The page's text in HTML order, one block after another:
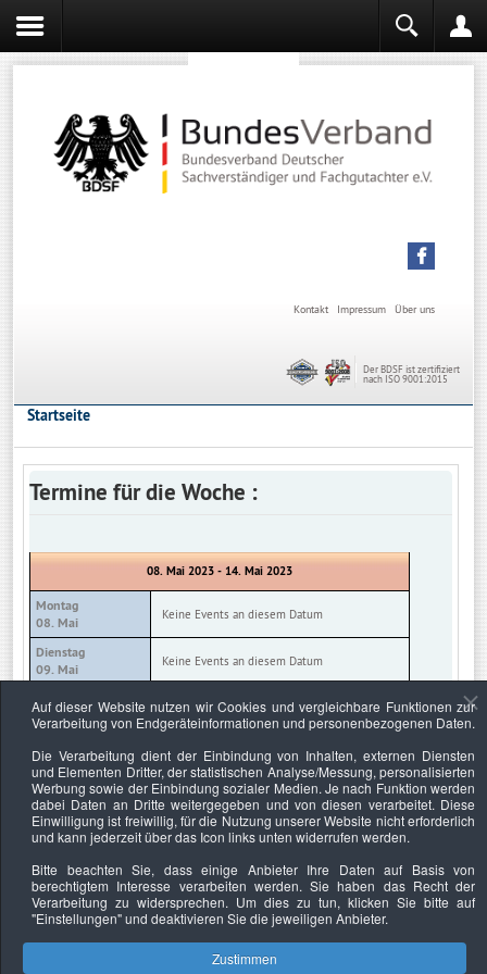
Über uns
Impressum
Kontakt
Der BDSF ist zertifiziert
nach ISO 9001:2015
Startseite
Termine für die Woche :
08. Mai 2023 - 14. Mai 2023
Montag
08. Mai
Keine Events an diesem Datum
Dienstag
09. Mai
Keine Events an diesem Datum
Mittwoch
10. Mai
Keine Events an diesem Datum
11. Mai
Keine Events an diesem Datum
Freitag
12. Mai
Keine Events an diesem Datum
Samstag
Sonntag
14. Mai
Keine Events an diesem Datum
Auf dieser Website nutzen wir Cookies und vergleichbare Funktionen zur
Verarbeitung von Endgeräteinformationen und personenbezogenen Daten.
Die Verarbeitung dient der Einbindung von Inhalten, externen Diensten
und Elementen Dritter, der statistischen Analyse/Messung, personalisierten
Werbung sowie der Einbindung sozialer Medien. Je nach Funktion werden
dabei Daten an Dritte weitergegeben und von diesen verarbeitet. Diese
Einwilligung ist freiwillig, für die Nutzung unserer Website nicht erforderlich
und kann jederzeit über das Icon links unten widerrufen werden.
Bitte beachten Sie, dass einige Anbieter Ihre Daten auf Basis von
berechtigtem Interesse verarbeiten werden. Sie haben das Recht der
Verarbeitung zu widersprechen. Um dies zu tun, klicken Sie bitte auf
"Einstellungen"und deaktivieren Sie die jeweiligen Anbieter.
Zustimmen